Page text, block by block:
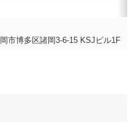
市博多区諸岡3-6-15 KSJビル1F